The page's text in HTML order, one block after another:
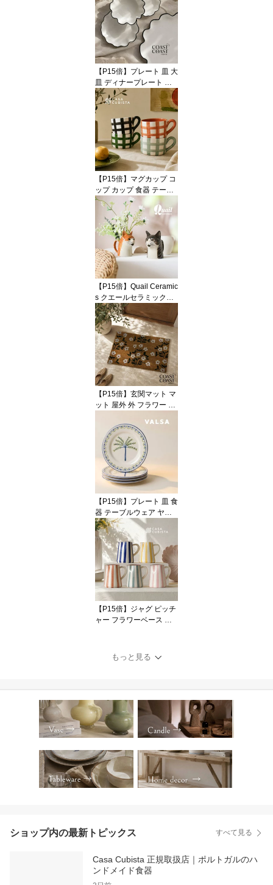
スンウェア ラウンド 22c
m 中皿 オブジェ 置物 イ
ンテリア おしゃれ かわ
いい 海外インテリア 輸
入 インポート 直輸入 ギ
フト 輸入食器 モダン ハ
ンドメイド VALSA HOM
E
【P15倍】プレート 皿 大
皿 ディナープレート ラ
ージ 大判 食器 テーブル
ウェア ウェーブ 花びら
フラワー セラミック 陶
器 ホワイト 白 ブラック
黒 おしゃれ かわいい モ
ダン 海外インテリア 輸
入 インポート 直輸入 ギ
フト 輸入食器オブジェ
インテリア Coast to Coa
st
【P15倍】マグカップ コ
ップ カップ 食器 テーブ
ルウェア ジオメトリック
幾何学 格子柄 チェック
グリーン 緑 ブラック 黒
ブルー 青 カラフル 陶器
テラコッタ ハンドメイド
ポップ おしゃれ かわい
い 輸入 インポート 海外
インテリア ギフト
【P15倍】Quail Ceramic
s クエールセラミックス
英国ブランド ネコ ジャ
グ ミディアム 陶器 北欧
かわいい おしゃれ ピッ
チャー ジャグ 花瓶 フラ
ワーベース キャット 猫
ねこ 動物 アニマル イン
テリア プレゼント ギフ
ト 誕生日 記念日 海外イ
ンテリア
【P15倍】玄関マット マ
ット 屋外 外 フラワー 花
ヤー ナチュラル ブラウ
ン ホワイト グリーン 50
x80 大判 大きい ラージ
おしゃれ かわいい 海外
インテリア 輸入 インポ
ート 直輸入 ギフト イン
テリア Coast to Coast
【P15倍】プレート 皿 食
器 テーブルウェア ヤシ
の木 ボタニカル 1枚 4枚
セット リーフ ホワイト
ブルー 陶器 アースンウ
ェア 22cm ハンドメイド
輸入食器 直輸入 インポ
ート 海外インテリア お
しゃれ かわいい モダン
オブジェ ディスプレイ
ギフト VALSA HOME
【P15倍】ジャグ ピッチ
ャー フラワーベース 花
柄 陶器 セラミック ブル
直輸入 ハンドメイド ポ
ップ モダン
もっと見る
ショップ内の最新トピックス すべて見る
Casa Cubista 正規取扱店｜ポルトガルのハ
ンドメイド食器